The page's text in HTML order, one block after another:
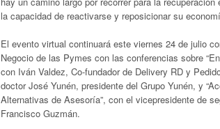
la capacidad de reactivarse y reposicionar su
El evento virtual continuará este viernes 24 de julio
Negocio de las Pymes con las conferencias sobre
con Iván Valdez, Co-fundador de Delivery RD y
doctor José Yunén, presidente del Grupo Yunén, y
Alternativas de Asesoría”, con el vicepresidente de
Francisco Guzmán.